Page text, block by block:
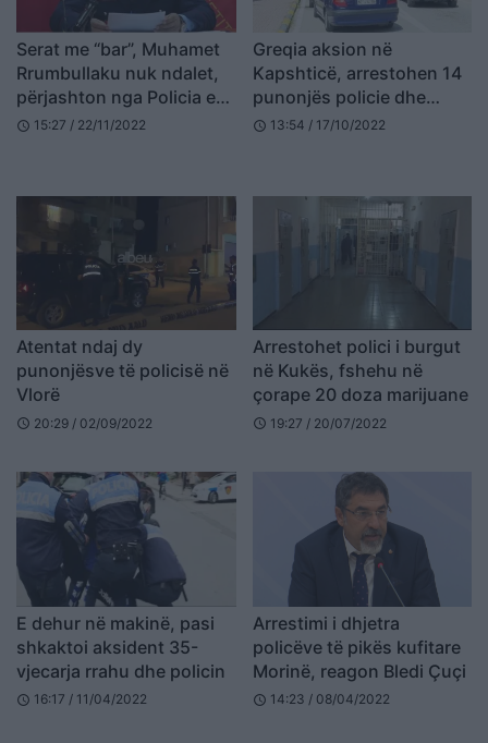
Serat me “bar”, Muhamet
Rrumbullaku nuk ndalet,
përjashton nga Policia e
Shtetit 7 punonjës
schedule 15:27 / 22/11/2022
Greqia aksion në
Kapshticë, arrestohen 14
punonjës policie dhe
civilë për falsifikim në
schedule 13:54 / 17/10/2022
Atentat ndaj dy
punonjësve të policisë në
Vlorë
schedule 20:29 / 02/09/2022
Arrestohet polici i burgut
në Kukës, fshehu në
çorape 20 doza marijuane
schedule 19:27 / 20/07/2022
E dehur në makinë, pasi
shkaktoi aksident 35-
vjecarja rrahu dhe policin
schedule 16:17 / 11/04/2022
Arrestimi i dhjetra
policëve të pikës kufitare
Morinë, reagon Bledi Çuçi
schedule 14:23 / 08/04/2022